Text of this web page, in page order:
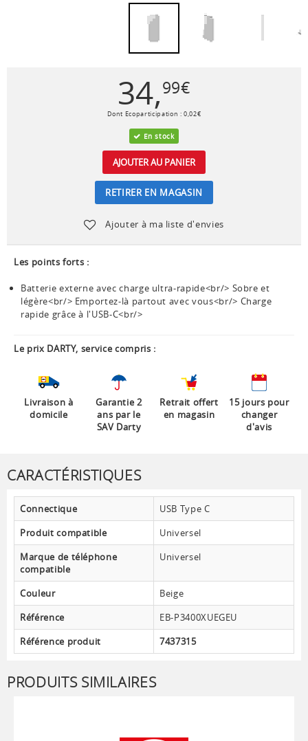
34,99€
Dont Ecoparticipation :0,02€
En stock
AJOUTER AU PANIER
RETIRER EN MAGASIN
Ajouter à ma liste d'envies
Les points forts :
Batterie externe avec charge ultra-rapide<br/> Sobre et
légère<br/> Emportez-là partout avec vous<br/> Charge
rapide grâce à l'USB-C<br/>
Le prix DARTY, service compris :
Livraison à
domicile
Garantie 2
ans par le
SAV Darty
Retrait offert
en magasin
15 jours pour
changer
d'avis
CARACTÉRISTIQUES
Connectique
USB Type C
Produit compatible
Universel
Marque de téléphone
compatible
Universel
Couleur
Beige
Référence
EB-P3400XUEGEU
Référence produit
7437315
PRODUITS SIMILAIRES